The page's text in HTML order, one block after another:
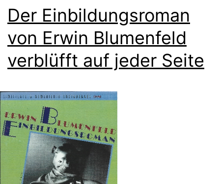
Der Einbildungsroman
von Erwin Blumenfeld
verblüfft auf jeder Seite